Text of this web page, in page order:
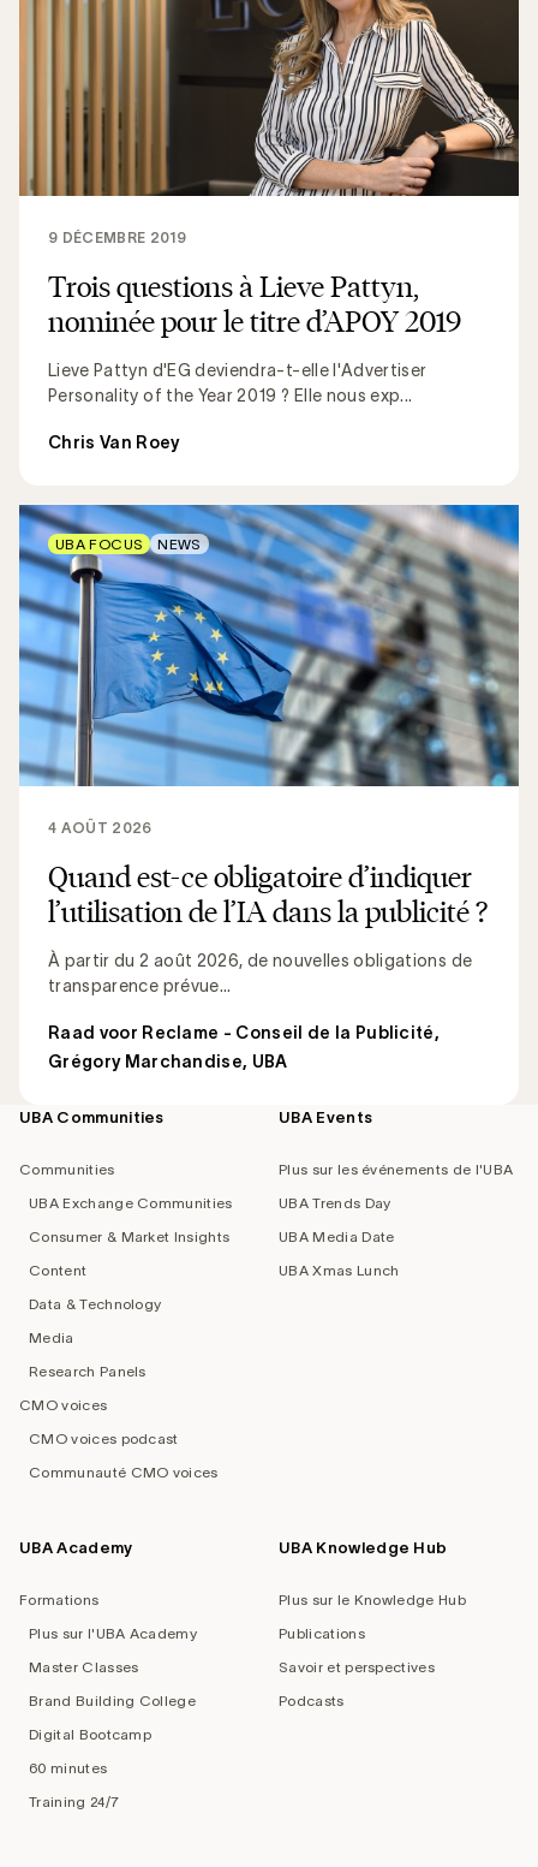
Trois questions à Lieve Pattyn,
nominée pour le titre d’APOY 2019
Lieve Pattyn d'EG deviendra-t-elle l'Advertiser
Personality of the Year 2019 ? Elle nous exp...
9 DÉCEMBRE 2019
Chris Van Roey
Quand est-ce obligatoire d’indiquer
l’utilisation de l’IA dans la publicité ?
À partir du 2 août 2026, de nouvelles obligations de
transparence prévue...
4 AOÛT 2026
Raad voor Reclame - Conseil de la Publicité,
Grégory Marchandise, UBA
UBA FOCUS NEWS
Footer
UBA Communities
Communities
UBA Exchange Communities
Consumer & Market Insights
Content
Data & Technology
Media
Research Panels
CMO voices
CMO voices podcast
Communauté CMO voices
UBA Events
Plus sur les événements de l'UBA
UBA Trends Day
UBA Media Date
UBA Xmas Lunch
UBA Academy
Formations
Plus sur l'UBA Academy
Master Classes
Brand Building College
Digital Bootcamp
60 minutes
Training 24/7
UBA Knowledge Hub
Plus sur le Knowledge Hub
Publications
Savoir et perspectives
Podcasts